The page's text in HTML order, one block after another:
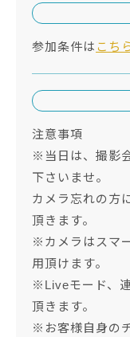
参加条件は こち
注意事項
※当日は、撮影
下さいませ。
カメラ忘れの方
頂きます。
※カメラはスマ
用頂けます。
※Liveモード、
頂きます。
※お客様自身の